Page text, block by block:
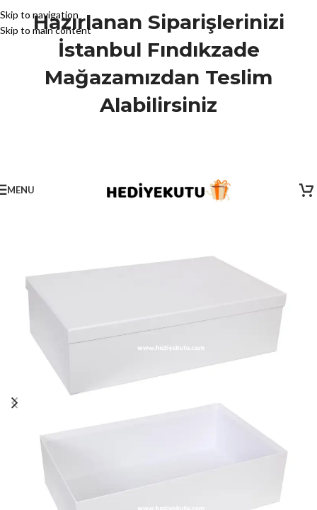
Skip to navigation
Skip to main content
Hazırlanan Siparişlerinizi
İstanbul Fındıkzade
Mağazamızdan Teslim
Alabilirsiniz
MENU